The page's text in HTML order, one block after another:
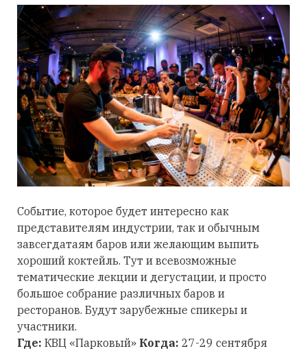
Событие, которое будет интересно как
представителям индустрии, так и обычным
завсегдатаям баров или желающим выпить
хороший коктейль. Тут и всевозможные
тематические лекции и дегустации, и просто
большое собрание различных баров и
ресторанов. Будут зарубежные спикеры и
участники.
Где: КВЦ «Парковый» Когда: 27-29 сентября